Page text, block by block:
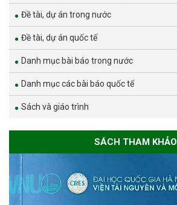
Đề tài, dự án trong nước
Đề tài, dự án quốc tế
Danh mục bài báo trong nước
Danh mục các bài báo quốc tế
Sách và giáo trình
SÁCH THAM KHẢO